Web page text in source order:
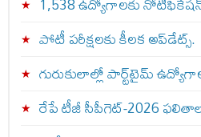
పోటీ పరీక్షలకు కీలక అప్‌డేట్స్.
గురుకులాల్లో పార్ట్‌టైమ్
రేపే టీజీ సీపీగెట్‌-2026